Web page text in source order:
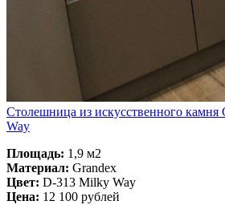
Столешница из искусственного
Way
Площадь: 1,9 м2
Материал: Grandex
Цвет: D-313 Milky Way
Цена: 12 100 рублей